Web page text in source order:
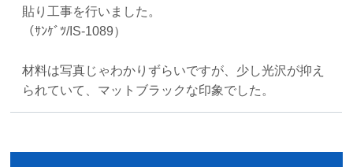
貼り工事を行いました。
（ｻﾝｹﾞﾂ/IS-1089）
材料は写真じゃわかりずらいですが、少し光沢が抑え
られていて、マットブラックな印象でした。